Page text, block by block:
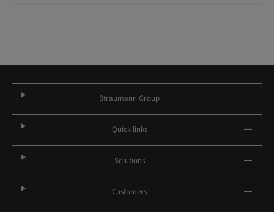
Straumann Group
Quick links
Solutions
Customers